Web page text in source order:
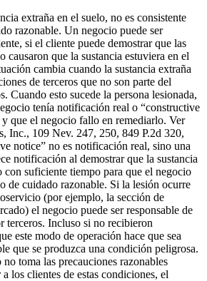
extraña en el suelo, no es consistente
razonable. Un negocio puede ser
si el cliente puede demostrar que las
causaron que la sustancia estuviera en el
cambia cuando la sustancia extraña
de terceros que no son parte del
Cuando esto sucede la persona lesionada,
tenía notificación real o “constructive
que el negocio fallo en remediarlo. Ver
Inc., 109 Nev. 247, 250, 849 P.2d 320,
notice” no es notificación real, sino una
notificación al demostrar que la sustancia
con suficiente tiempo para que el negocio
de cuidado razonable. Si la lesión ocurre
(por ejemplo, la sección de
el negocio puede ser responsable de
terceros. Incluso si no recibieron
este modo de operación hace que sea
que se produzca una condición peligrosa.
toma las precauciones razonables
los clientes de estas condiciones, el